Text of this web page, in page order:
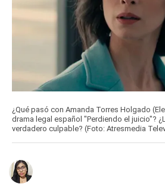
¿Qué pasó con Amanda Torres Holgado
drama legal español "Perdiendo el juicio"?
verdadero culpable? (Foto: Atresmedia